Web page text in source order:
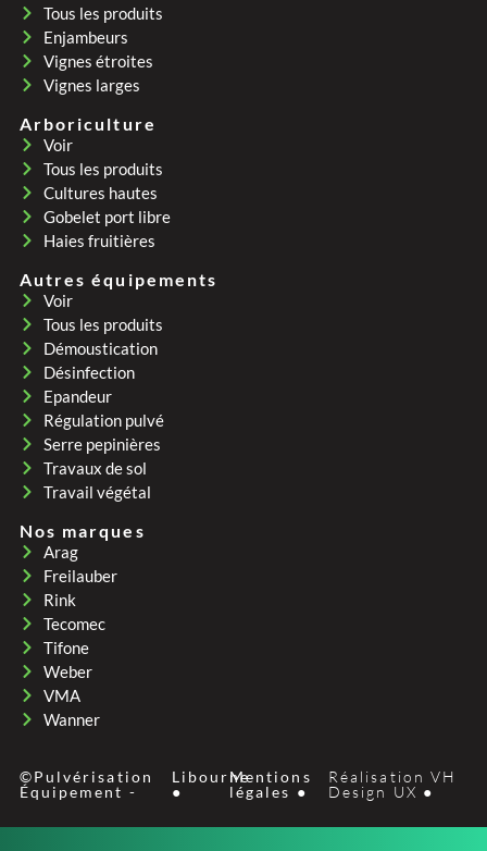
Tous les produits
Enjambeurs
Vignes étroites
Vignes larges
Arboriculture
Voir
Tous les produits
Cultures hautes
Gobelet port libre
Haies fruitières
Autres équipements
Voir
Tous les produits
Démoustication
Désinfection
Epandeur
Régulation pulvé
Serre pepinières
Travaux de sol
Travail végétal
Nos marques
Arag
Freilauber
Rink
Tecomec
Tifone
Weber
VMA
Wanner
©Pulvérisation
Équipement -
Libourne
●
Mentions
légales ●
Réalisation VH
Design UX ●